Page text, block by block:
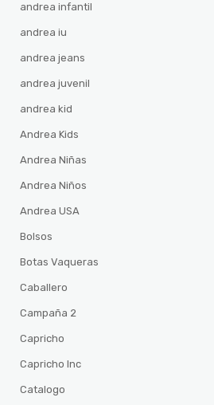
andrea infantil
andrea iu
andrea jeans
andrea juvenil
andrea kid
Andrea Kids
Andrea Niñas
Andrea Niños
Andrea USA
Bolsos
Botas Vaqueras
Caballero
Campaña 2
Capricho
Capricho Inc
Catalogo